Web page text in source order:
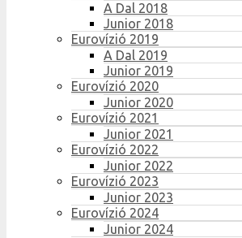
A Dal 2018
Junior 2018
Eurovízió 2019
A Dal 2019
Junior 2019
Eurovízió 2020
Junior 2020
Eurovízió 2021
Junior 2021
Eurovízió 2022
Junior 2022
Eurovízió 2023
Junior 2023
Eurovízió 2024
Junior 2024